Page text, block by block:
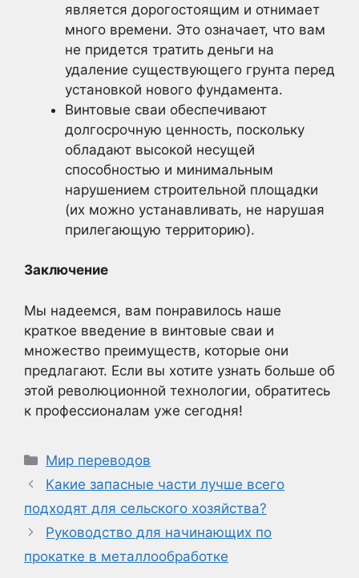
является дорогостоящим и отнимает
много времени. Это означает, что вам
не придется тратить деньги на
удаление существующего грунта перед
установкой нового фундамента.
Винтовые сваи обеспечивают
долгосрочную ценность, поскольку
обладают высокой несущей
способностью и минимальным
нарушением строительной площадки
(их можно устанавливать, не нарушая
прилегающую территорию).
Заключение
Мы надеемся, вам понравилось наше
краткое введение в винтовые сваи и
множество преимуществ, которые они
предлагают. Если вы хотите узнать больше об
этой революционной технологии, обратитесь
к профессионалам уже сегодня!
Рубрики
Мир переводов
Какие запасные части лучше всего
подходят для сельского хозяйства?
Руководство для начинающих по
прокатке в металлообработке